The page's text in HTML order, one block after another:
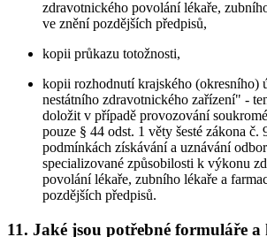
zdravotnického povolání lékaře,
ve znění pozdějších předpisů,
kopii průkazu totožnosti,
kopii rozhodnutí krajského (okresního)
nestátního zdravotnického zařízení" -
doložit v případě provozování
pouze § 44 odst. 1 věty šesté zákona č.
podmínkách získávání a uznávání
specializované způsobilosti k výkonu
povolání lékaře, zubního lékaře a
pozdějších předpisů.
11. Jaké jsou potřebné formuláře a